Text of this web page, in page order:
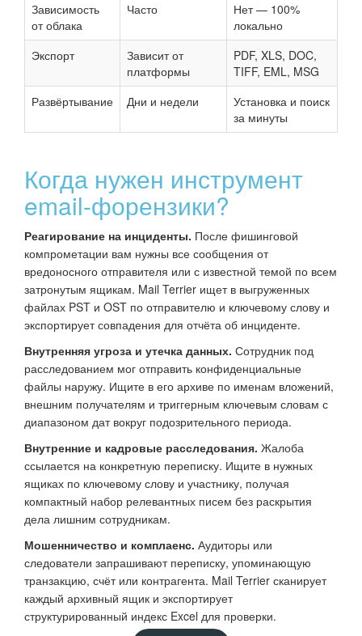
Зависимость
от облака
Часто
Нет — 100%
локально
Экспорт
Зависит от
платформы
PDF, XLS, DOC,
TIFF, EML, MSG
Развёртывание
Дни и недели
Установка и поиск
за минуты
Когда нужен инструмент
email-форензики?
Реагирование на инциденты. После фишинговой
компрометации вам нужны все сообщения от
вредоносного отправителя или с известной темой по всем
затронутым ящикам. Mail Terrier ищет в выгруженных
файлах PST и OST по отправителю и ключевому слову и
экспортирует совпадения для отчёта об инциденте.
Внутренняя угроза и утечка данных. Сотрудник под
расследованием мог отправить конфиденциальные
файлы наружу. Ищите в его архиве по именам вложений,
внешним получателям и триггерным ключевым словам с
диапазоном дат вокруг подозрительного периода.
Внутренние и кадровые расследования. Жалоба
ссылается на конкретную переписку. Ищите в нужных
ящиках по ключевому слову и участнику, получая
компактный набор релевантных писем без раскрытия
дела лишним сотрудникам.
Мошенничество и комплаенс. Аудиторы или
следователи запрашивают переписку, упоминающую
транзакцию, счёт или контрагента. Mail Terrier сканирует
каждый архивный ящик и экспортирует
структурированный индекс Excel для проверки.